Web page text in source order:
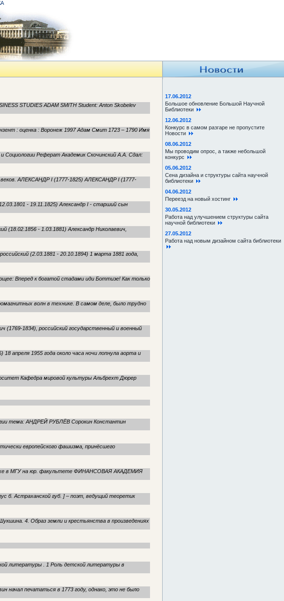
STUDIES ADAM SMITH Student: Anton Skobelev
: оценка : Воронеж 1997 Адам Смит 1723 – 1790 Имя
Социологии Реферат Академик Скочинский А.А. Сдал:
веков. АЛЕКСАНДР I (1777-1825) АЛЕКСАНДР I (1777-
- 19.11.1825) Александр I - старший сын
(18.02.1856 - 1.03.1881) Александр Николаевич,
(2.03.1881 - 20.10.1894) 1 марта 1881 года,
Вперед к богатой стадами иди Боттиэе! Как только
волн в технике. В самом деле, было трудно
(1769-1834), российский государственный и военный
апреля 1955 года около часа ночи лопнула аорта и
Кафедра мировой культуры Альбрехт Дюрер
тема: АНДРЕЙ РУБЛЁВ Сорокин Константин
европейского фашизма, принёсшего
в МГУ на юр. факультете ФИНАНСОВАЯ АКАДЕМИЯ
б. Астраханской губ. ] – поэт, ведущий теоретик
4. Образ земли и крестьянства в произведениях
литературы . 1 Роль детской литературы в
начал печататься в 1773 году, однако, это не было
17.06.2012
Большое обновление Большой Научной
Библиотеки
12.06.2012
Конкурс в самом разгаре не пропустите
Новости
08.06.2012
Мы проводим опрос, а также небольшой
конкурс
05.06.2012
Сена дизайна и структуры сайта научной
библиотеки
04.06.2012
Переезд на новый хостинг
30.05.2012
Работа над улучшением структуры сайта
научной библиотеки
27.05.2012
Работа над новым дизайном сайта библиотеки